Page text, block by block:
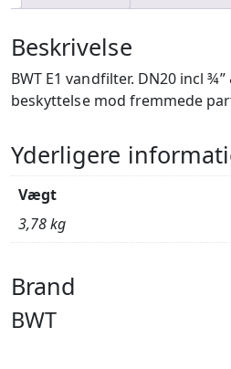
Beskrivelse
BWT E1 vandfilter. DN20 incl
beskyttelse mod fremmede
Yderligere
Vægt
3,78 kg
Brand
BWT